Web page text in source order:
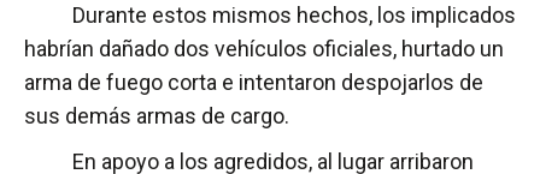
Durante estos mismos hechos, los implicados
habrían dañado dos vehículos oficiales, hurtado un
arma de fuego corta e intentaron despojarlos de
sus demás armas de cargo.
En apoyo a los agredidos, al lugar arribaron